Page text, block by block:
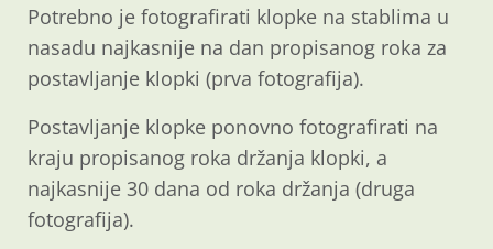
Potrebno je fotografirati klopke na stablima u
nasadu najkasnije na dan propisanog roka za
postavljanje klopki (prva fotografija).
Postavljanje klopke ponovno fotografirati na
kraju propisanog roka držanja klopki, a
najkasnije 30 dana od roka držanja (druga
fotografija).